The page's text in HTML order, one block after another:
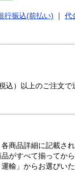
行振込(前払い) 代
）以上のご注文で
商品詳細に記載さ
がすべて揃ってから
輸」からお選びい